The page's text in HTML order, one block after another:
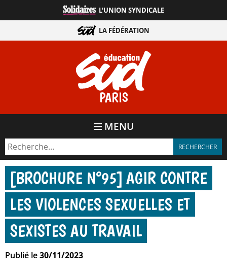
directement
contenu
PARIS
L'UNION SYNDICALE
LA FÉDÉRATION
MENU
[BROCHURE N°95] AGIR CONTRE
LES VIOLENCES SEXUELLES ET
SEXISTES AU TRAVAIL
Publié le30/11/2023